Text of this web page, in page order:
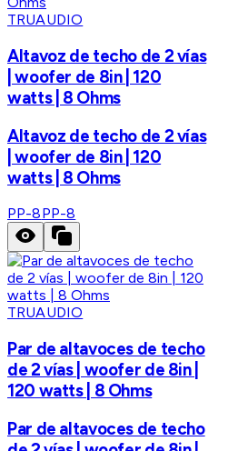
TRUAUDIO
Altavoz de techo de 2 vías
| woofer de 8in | 120
watts | 8 Ohms
Altavoz de techo de 2 vías
| woofer de 8in | 120
watts | 8 Ohms
PP-8PP-8
TRUAUDIO
Par de altavoces de techo
de 2 vías | woofer de 8in |
120 watts | 8 Ohms
Par de altavoces de techo